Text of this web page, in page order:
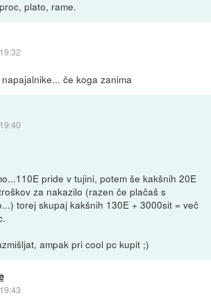
plato, rame.
če koga zanima
pride v tujini, potem še kakšnih 20E
za nakazilo (razen če plačaš s
torej skupaj kakšnih 130E + 3000sit = več
ampak pri cool pc kupit ;)